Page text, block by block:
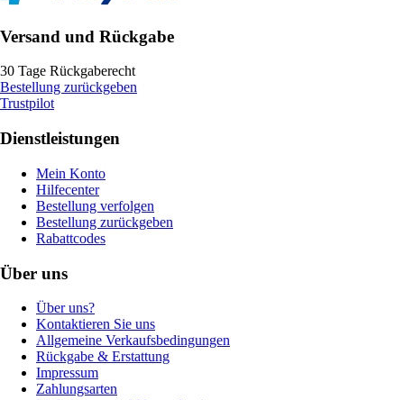
Versand und Rückgabe
30 Tage Rückgaberecht
Bestellung zurückgeben
Trustpilot
Dienstleistungen
Mein Konto
Hilfecenter
Bestellung verfolgen
Bestellung zurückgeben
Rabattcodes
Über uns
Über uns?
Kontaktieren Sie uns
Allgemeine Verkaufsbedingungen
Rückgabe & Erstattung
Impressum
Zahlungsarten